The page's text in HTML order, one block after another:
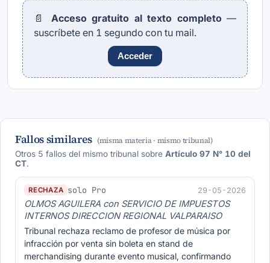
📄 Acceso gratuito al texto completo—
suscríbete en 1 segundo con tu mail.
Acceder
Fallos similares (misma materia · mismo tribunal)
Otros 5 fallos del mismo tribunal sobre Artículo 97 N° 10 del
CT.
RECHAZA solo Pro 29-05-2026
OLMOS AGUILERA con SERVICIO DE IMPUESTOS
INTERNOS DIRECCION REGIONAL VALPARAISO
Tribunal rechaza reclamo de profesor de música por
infracción por venta sin boleta en stand de
merchandising durante evento musical, confirmando